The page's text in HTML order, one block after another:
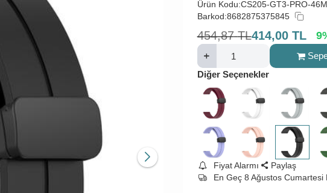
Ürün Kodu:CS205-GT3-PRO-
Barkod:8682875375845
454,87 TL414,00 TL 9
Diğer Seçenekler
Fiyat Alarmı
Paylaş
En Geç 8 Ağustos Cumartesi